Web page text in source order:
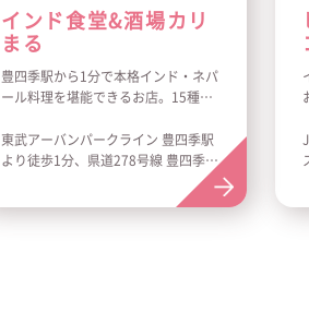
インド食堂&酒場カリ
まる
豊四季駅から1分で本格インド・ネパ
ール料理を堪能できるお店。15種類
のライスで組み合わせ豊富！！
デリバリー・テイクアウトも承って
東武アーバンパークライン 豊四季駅
より徒歩1分、県道278号線 豊四季駅